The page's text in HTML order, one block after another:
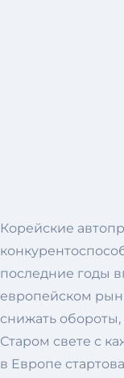
Корейские
последние годы
европейском
снижать
Старом свете с
в Европе